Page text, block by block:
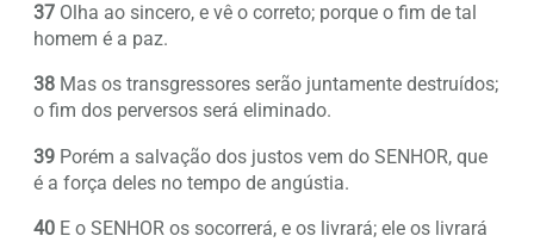
37 Olha ao sincero, e vê o correto; porque o fim de tal
homem é a paz.
38 Mas os transgressores serão juntamente destruídos;
o fim dos perversos será eliminado.
39 Porém a salvação dos justos vem do SENHOR, que
é a força deles no tempo de angústia.
40 E o SENHOR os socorrerá, e os livrará; ele os livrará